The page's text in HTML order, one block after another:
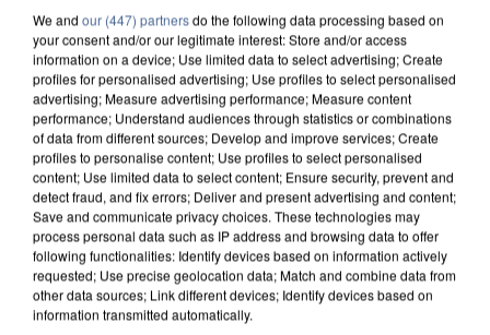
We and our (447) partnersdo the following data processing based on
your consent and/or our legitimate interest: Store and/or access
information on a device; Use limited data to select advertising; Create
profiles for personalised advertising; Use profiles to select personalised
advertising; Measure advertising performance; Measure content
performance; Understand audiences through statistics or combinations
of data from different sources; Develop and improve services; Create
profiles to personalise content; Use profiles to select personalised
content; Use limited data to select content; Ensure security, prevent and
detect fraud, and fix errors; Deliver and present advertising and content;
Save and communicate privacy choices. These technologies may
process personal data such as IP address and browsing data to offer
following functionalities: Identify devices based on information actively
requested; Use precise geolocation data; Match and combine data from
other data sources; Link different devices; Identify devices based on
information transmitted automatically.